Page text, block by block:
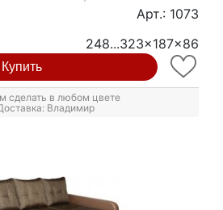
Арт.: 1073
248...323x187x86
Купить
сделать в любом цвете
Владимир